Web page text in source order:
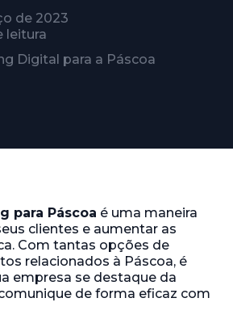
de 2023
leitura
para Páscoa é uma maneira
clientes e aumentar as
Com tantas opções de
relacionados à Páscoa, é
empresa se destaque da
de forma eficaz com